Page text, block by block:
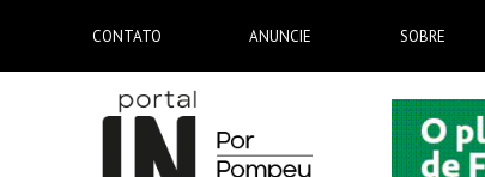
CONTATO ANUNCIE SOBRE